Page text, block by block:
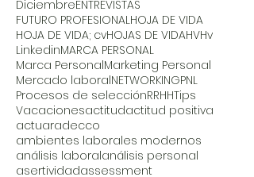
DiciembreENTREVISTAS
FUTURO PROFESIONALHOJA DE VIDA
HOJA DE VIDA; cvHOJAS DE VIDAHVHv
LinkedinMARCA PERSONAL
Marca PersonalMarketing Personal
Mercado laboralNETWORKINGPNL
Procesos de selecciónRRHHTips
Vacacionesactitudactitud positiva
actuaradecco
ambientes laborales modernos
análisis laboralanálisis personal
asertividadassessment